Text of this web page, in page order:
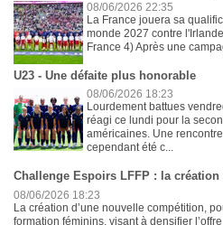
08/06/2026 22:35
La France jouera sa
monde 2027 contre
France 4) Après une
U23 - Une défaite plus honorable
08/06/2026 18:23
Lourdement battues
réagi ce lundi pour la
américaines. Une
cependant été c...
Challenge Espoirs LFFP : la création
08/06/2026 18:23
La création d’une nouvelle compétition,
formation féminins, visant à densifier